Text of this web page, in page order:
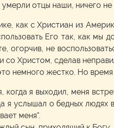
отцы наши, ничего
как с Христиан из
Его так, как мы
огорчив, не
со Христом, сделав
немного жестко. Но
когда я выходил, меня
я услышал о бедных
меня".